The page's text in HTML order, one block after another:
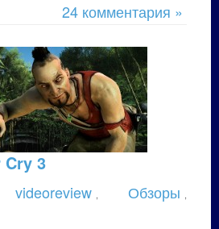
24 комментария »
Cry 3
videoreview Обзоры